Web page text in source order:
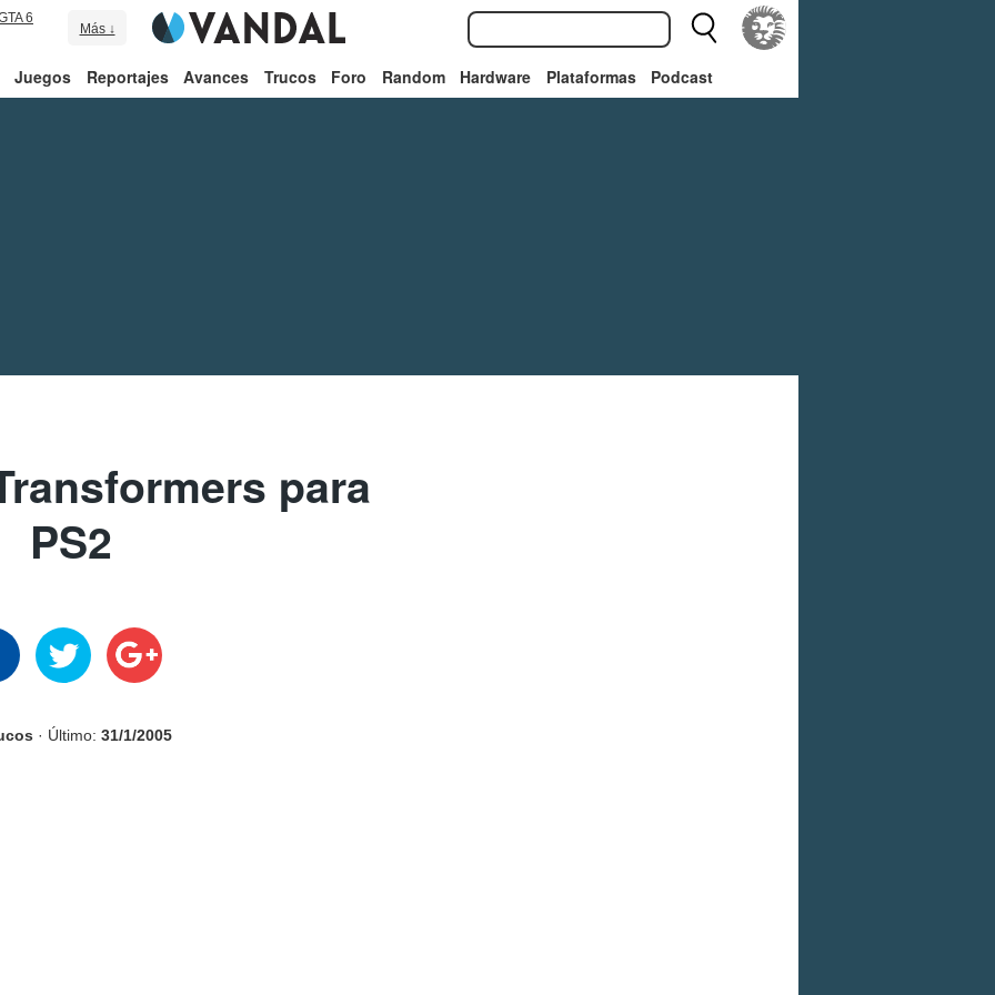
6
Más ↓
Juegos Reportajes Avances Trucos Foro Random Hardware Plataformas Podcast
para
PS2
· Último: 31/1/2005